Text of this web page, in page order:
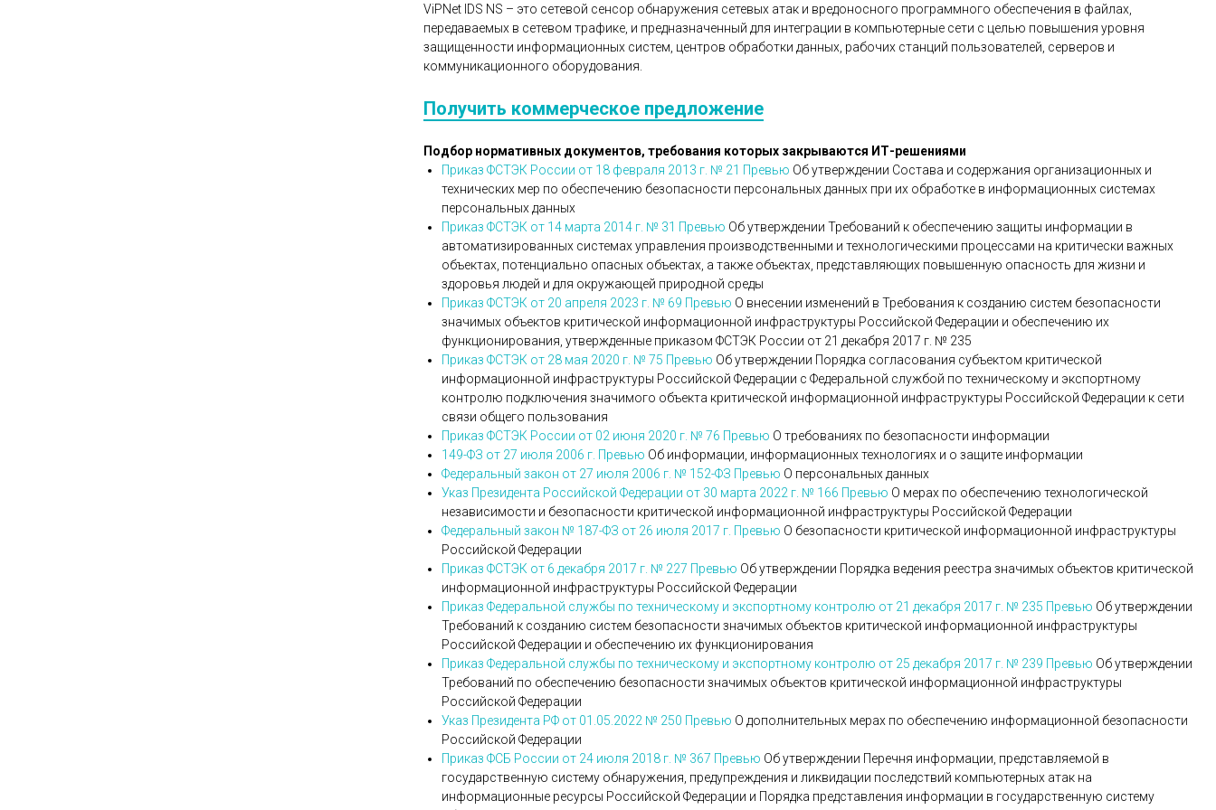
ViPNet IDS NS – это сетевой сенсор обнаружения сетевых атак и вредоносного программного обеспечения в файлах,
передаваемых в сетевом трафике, и предназначенный для интеграции в компьютерные сети с целью повышения уровня
защищенности информационных систем, центров обработки данных, рабочих станций пользователей, серверов и
коммуникационного оборудования.
Получить коммерческое предложение
Подбор нормативных документов, требования которых закрываются ИТ-решениями
Приказ ФСТЭК России от 18 февраля 2013 г. № 21 Превью Об утверждении Состава и содержания организационных и
технических мер по обеспечению безопасности персональных данных при их обработке в информационных системах
персональных данных
Приказ ФСТЭК от 14 марта 2014 г. № 31 Превью Об утверждении Требований к обеспечению защиты информации в
автоматизированных системах управления производственными и технологическими процессами на критически важных
объектах, потенциально опасных объектах, а также объектах, представляющих повышенную опасность для жизни и
здоровья людей и для окружающей природной среды
Приказ ФСТЭК от 20 апреля 2023 г. № 69 Превью О внесении изменений в Требования к созданию систем безопасности
значимых объектов критической информационной инфраструктуры Российской Федерации и обеспечению их
функционирования, утвержденные приказом ФСТЭК России от 21 декабря 2017 г. № 235
Приказ ФСТЭК от 28 мая 2020 г. № 75 Превью Об утверждении Порядка согласования субъектом критической
информационной инфраструктуры Российской Федерации с Федеральной службой по техническому и экспортному
контролю подключения значимого объекта критической информационной инфраструктуры Российской Федерации к сети
связи общего пользования
Приказ ФСТЭК России от 02 июня 2020 г. № 76 Превью О требованиях по безопасности информации
149-ФЗ от 27 июля 2006 г. Превью Об информации, информационных технологиях и о защите информации
Федеральный закон от 27 июля 2006 г. № 152-ФЗ Превью О персональных данных
Указ Президента Российской Федерации от 30 марта 2022 г. № 166 Превью О мерах по обеспечению технологической
независимости и безопасности критической информационной инфраструктуры Российской Федерации
Федеральный закон № 187-ФЗ от 26 июля 2017 г. Превью О безопасности критической информационной инфраструктуры
Российской Федерации
Приказ ФСТЭК от 6 декабря 2017 г. № 227 Превью Об утверждении Порядка ведения реестра значимых объектов критической
информационной инфраструктуры Российской Федерации
Приказ Федеральной службы по техническому и экспортному контролю от 21 декабря 2017 г. № 235 Превью Об утверждении
Требований к созданию систем безопасности значимых объектов критической информационной инфраструктуры
Российской Федерации и обеспечению их функционирования
Приказ Федеральной службы по техническому и экспортному контролю от 25 декабря 2017 г. № 239 Превью Об утверждении
Требований по обеспечению безопасности значимых объектов критической информационной инфраструктуры
Российской Федерации
Указ Президента РФ от 01.05.2022 № 250 Превью О дополнительных мерах по обеспечению информационной безопасности
Российской Федерации
Приказ ФСБ России от 24 июля 2018 г. № 367 Превью Об утверждении Перечня информации, представляемой в
государственную систему обнаружения, предупреждения и ликвидации последствий компьютерных атак на
информационные ресурсы Российской Федерации и Порядка представления информации в государственную систему